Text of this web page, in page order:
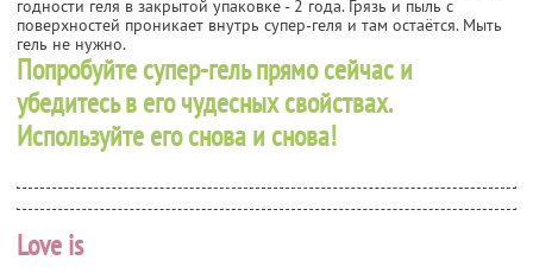
годности геля в закрытой упаковке - 2 года. Грязь и пыль с
поверхностей проникает внутрь супер-геля и там остаётся. Мыть
гель не нужно.
Попробуйте супер-гель прямо сейчас и
убедитесь в его чудесных свойствах.
Используйте его снова и снова!
Love is